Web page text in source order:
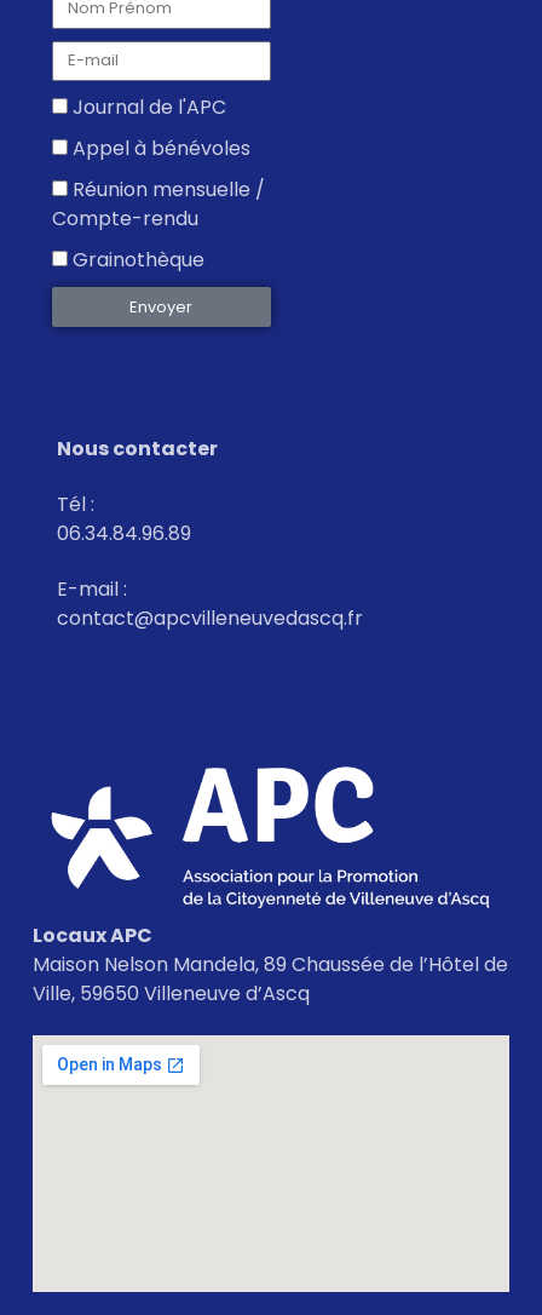
Locaux APC
Maison Nelson Mandela, 89 Chaussée de l’Hôtel de
Ville, 59650 Villeneuve d’Ascq
Journal de l'APC
Appel à bénévoles
Réunion mensuelle /
Compte-rendu
Grainothèque
Envoyer
Nous contacter
Tél :
06.34.84.96.89
E-mail :
contact@apcvilleneuvedascq.fr